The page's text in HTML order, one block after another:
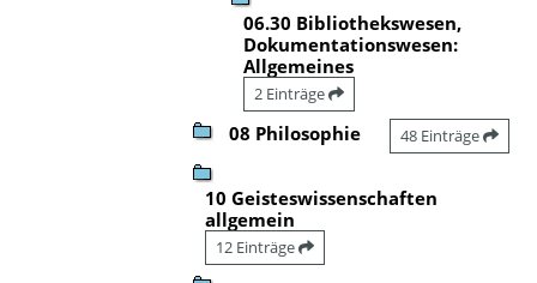
06.30 Bibliothekswesen,
Dokumentationswesen:
Allgemeines
2 Einträge
08 Philosophie 48 Einträge
10 Geisteswissenschaften
allgemein
12 Einträge